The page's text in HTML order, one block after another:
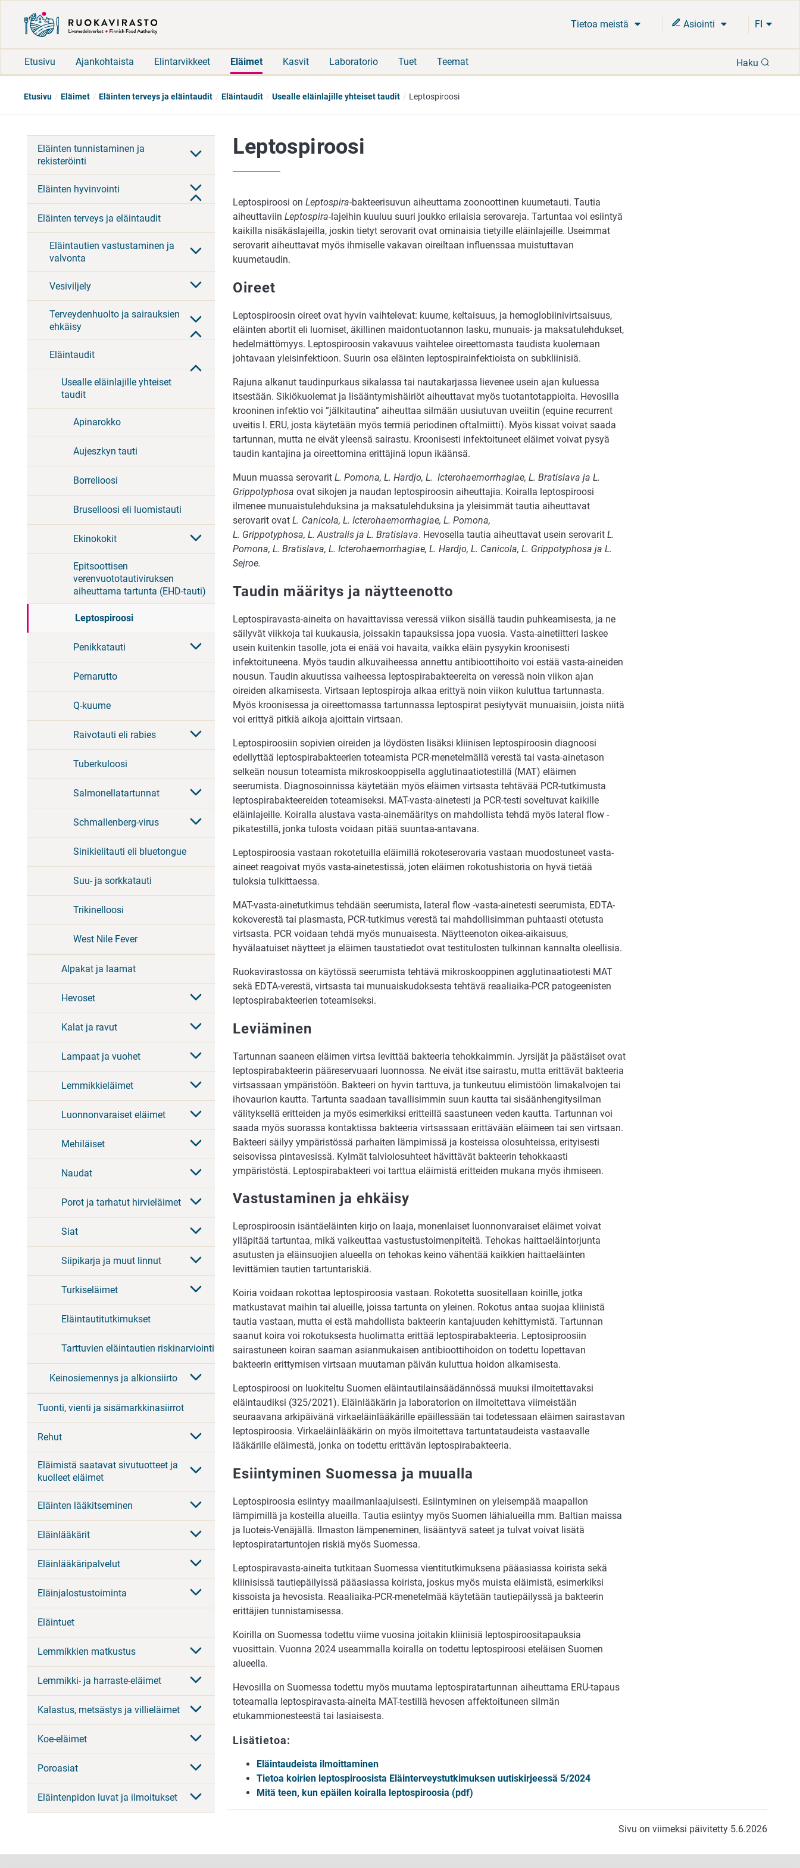
Tietoa meistä Asiointi FI
Etusivu Ajankohtaista Elintarvikkeet Eläimet Kasvit Laboratorio Tuet Teemat Haku
Etusivu Eläimet Eläinten terveys ja eläintaudit Eläintaudit Usealle eläinlajille yhteiset taudit Leptospiroosi
Eläinten tunnistaminen ja
rekisteröinti
Eläinten hyvinvointi
Eläinten terveys ja eläintaudit
Eläintautien vastustaminen ja
valvonta
Vesiviljely
Terveydenhuolto ja sairauksien
ehkäisy
Eläintaudit
Usealle eläinlajille yhteiset
taudit
Apinarokko
Aujeszkyn tauti
Borrelioosi
Bruselloosi eli luomistauti
Ekinokokit
Epitsoottisen
verenvuototautiviruksen
aiheuttama tartunta (EHD-tauti)
Leptospiroosi
Penikkatauti
Pernarutto
Q-kuume
Raivotauti eli rabies
Tuberkuloosi
Salmonellatartunnat
Schmallenberg-virus
Sinikielitauti eli bluetongue
Suu- ja sorkkatauti
Trikinelloosi
West Nile Fever
Alpakat ja laamat
Hevoset
Kalat ja ravut
Lampaat ja vuohet
Lemmikkieläimet
Luonnonvaraiset eläimet
Mehiläiset
Naudat
Porot ja tarhatut hirvieläimet
Siat
Siipikarja ja muut linnut
Turkiseläimet
Eläintautitutkimukset
Tarttuvien eläintautien riskinarviointi
Keinosiemennys ja alkionsiirto
Tuonti, vienti ja sisämarkkinasiirrot
Rehut
Eläimistä saatavat sivutuotteet ja
kuolleet eläimet
Eläinten lääkitseminen
Eläinlääkärit
Eläinlääkäripalvelut
Eläinjalostustoiminta
Eläintuet
Lemmikkien matkustus
Lemmikki- ja harraste-eläimet
Kalastus, metsästys ja villieläimet
Koe-eläimet
Poroasiat
Eläintenpidon luvat ja ilmoitukset
Leptospiroosi
Leptospiroosi on Leptospira-bakteerisuvun aiheuttama zoonoottinen kuumetauti. Tautia
aiheuttaviin Leptospira-lajeihin kuuluu suuri joukko erilaisia serovareja. Tartuntaa voi esiintyä
kaikilla nisäkäslajeilla, joskin tietyt serovarit ovat ominaisia tietyille eläinlajeille. Useimmat
serovarit aiheuttavat myös ihmiselle vakavan oireiltaan influenssaa muistuttavan
kuumetaudin.
Oireet
Leptospiroosin oireet ovat hyvin vaihtelevat: kuume, keltaisuus, ja hemoglobiinivirtsaisuus,
eläinten abortit eli luomiset, äkillinen maidontuotannon lasku, munuais- ja maksatulehdukset,
hedelmättömyys. Leptospiroosin vakavuus vaihtelee oireettomasta taudista kuolemaan
johtavaan yleisinfektioon. Suurin osa eläinten leptospirainfektioista on subkliinisiä.
Rajuna alkanut taudinpurkaus sikalassa tai nautakarjassa lievenee usein ajan kuluessa
itsestään. Sikiökuolemat ja lisääntymishäiriöt aiheuttavat myös tuotantotappioita. Hevosilla
krooninen infektio voi ”jälkitautina” aiheuttaa silmään uusiutuvan uveiitin (equine recurrent
uveitis l. ERU, josta käytetään myös termiä periodinen oftalmiitti). Myös kissat voivat saada
tartunnan, mutta ne eivät yleensä sairastu. Kroonisesti infektoituneet eläimet voivat pysyä
taudin kantajina ja oireettomina erittäjinä lopun ikäänsä.
Muun muassa serovarit L. Pomona, L. Hardjo, L. Icterohaemorrhagiae, L. Bratislava ja L.
Grippotyphosa ovat sikojen ja naudan leptospiroosin aiheuttajia. Koiralla leptospiroosi
ilmenee munuaistulehduksina ja maksatulehduksina ja yleisimmät tautia aiheuttavat
serovarit ovat L. Canicola, L. Icterohaemorrhagiae, L. Pomona,
L. Grippotyphosa, L. Australis ja L. Bratislava. Hevosella tautia aiheuttavat usein serovarit L.
Pomona, L. Bratislava, L. Icterohaemorrhagiae, L. Hardjo, L. Canicola, L. Grippotyphosa ja L.
Sejroe.
Taudin määritys ja näytteenotto
Leptospiravasta-aineita on havaittavissa veressä viikon sisällä taudin puhkeamisesta, ja ne
säilyvät viikkoja tai kuukausia, joissakin tapauksissa jopa vuosia. Vasta-ainetiitteri laskee
usein kuitenkin tasolle, jota ei enää voi havaita, vaikka eläin pysyykin kroonisesti
infektoituneena. Myös taudin alkuvaiheessa annettu antibioottihoito voi estää vasta-aineiden
nousun. Taudin akuutissa vaiheessa leptospirabakteereita on veressä noin viikon ajan
oireiden alkamisesta. Virtsaan leptospiroja alkaa erittyä noin viikon kuluttua tartunnasta.
Myös kroonisessa ja oireettomassa tartunnassa leptospirat pesiytyvät munuaisiin, joista niitä
voi erittyä pitkiä aikoja ajoittain virtsaan.
Leptospiroosiin sopivien oireiden ja löydösten lisäksi kliinisen leptospiroosin diagnoosi
edellyttää leptospirabakteerien toteamista PCR-menetelmällä verestä tai vasta-ainetason
selkeän nousun toteamista mikroskooppisella agglutinaatiotestillä (MAT) eläimen
seerumista. Diagnosoinnissa käytetään myös eläimen virtsasta tehtävää PCR-tutkimusta
leptospirabakteereiden toteamiseksi. MAT-vasta-ainetesti ja PCR-testi soveltuvat kaikille
eläinlajeille. Koiralla alustava vasta-ainemääritys on mahdollista tehdä myös lateral flow -
pikatestillä, jonka tulosta voidaan pitää suuntaa-antavana.
Leptospiroosia vastaan rokotetuilla eläimillä rokoteserovaria vastaan muodostuneet vasta-
aineet reagoivat myös vasta-ainetestissä, joten eläimen rokotushistoria on hyvä tietää
tuloksia tulkittaessa.
MAT-vasta-ainetutkimus tehdään seerumista, lateral flow -vasta-ainetesti seerumista, EDTA-
kokoverestä tai plasmasta, PCR-tutkimus verestä tai mahdollisimman puhtaasti otetusta
virtsasta. PCR voidaan tehdä myös munuaisesta. Näytteenoton oikea-aikaisuus,
hyvälaatuiset näytteet ja eläimen taustatiedot ovat testitulosten tulkinnan kannalta oleellisia.
Ruokavirastossa on käytössä seerumista tehtävä mikroskooppinen agglutinaatiotesti MAT
sekä EDTA-verestä, virtsasta tai munuaiskudoksesta tehtävä reaaliaika-PCR patogeenisten
leptospirabakteerien toteamiseksi.
Leviäminen
Tartunnan saaneen eläimen virtsa levittää bakteeria tehokkaimmin. Jyrsijät ja päästäiset ovat
leptospirabakteerin pääreservuaari luonnossa. Ne eivät itse sairastu, mutta erittävät bakteeria
virtsassaan ympäristöön. Bakteeri on hyvin tarttuva, ja tunkeutuu elimistöön limakalvojen tai
ihovaurion kautta. Tartunta saadaan tavallisimmin suun kautta tai sisäänhengitysilman
välityksellä eritteiden ja myös esimerkiksi eritteillä saastuneen veden kautta. Tartunnan voi
saada myös suorassa kontaktissa bakteeria virtsassaan erittävään eläimeen tai sen virtsaan.
Bakteeri säilyy ympäristössä parhaiten lämpimissä ja kosteissa olosuhteissa, erityisesti
seisovissa pintavesissä. Kylmät talviolosuhteet hävittävät bakteerin tehokkaasti
ympäristöstä. Leptospirabakteeri voi tarttua eläimistä eritteiden mukana myös ihmiseen.
Vastustaminen ja ehkäisy
Leprospiroosin isäntäeläinten kirjo on laaja, monenlaiset luonnonvaraiset eläimet voivat
ylläpitää tartuntaa, mikä vaikeuttaa vastustustoimenpiteitä. Tehokas haittaeläintorjunta
asutusten ja eläinsuojien alueella on tehokas keino vähentää kaikkien haittaeläinten
levittämien tautien tartuntariskiä.
Koiria voidaan rokottaa leptospiroosia vastaan. Rokotetta suositellaan koirille, jotka
matkustavat maihin tai alueille, joissa tartunta on yleinen. Rokotus antaa suojaa kliinistä
tautia vastaan, mutta ei estä mahdollista bakteerin kantajuuden kehittymistä. Tartunnan
saanut koira voi rokotuksesta huolimatta erittää leptospirabakteeria. Leptosiproosiin
sairastuneen koiran saaman asianmukaisen antibioottihoidon on todettu lopettavan
bakteerin erittymisen virtsaan muutaman päivän kuluttua hoidon alkamisesta.
Leptospiroosi on luokiteltu Suomen eläintautilainsäädännössä muuksi ilmoitettavaksi
eläintaudiksi (325/2021). Eläinlääkärin ja laboratorion on ilmoitettava viimeistään
seuraavana arkipäivänä virkaeläinlääkärille epäillessään tai todetessaan eläimen sairastavan
leptospiroosia. Virkaeläinlääkärin on myös ilmoitettava tartuntataudeista vastaavalle
lääkärille eläimestä, jonka on todettu erittävän leptospirabakteeria.
Esiintyminen Suomessa ja muualla
Leptospiroosia esiintyy maailmanlaajuisesti. Esiintyminen on yleisempää maapallon
lämpimillä ja kosteilla alueilla. Tautia esiintyy myös Suomen lähialueilla mm. Baltian maissa
ja luoteis-Venäjällä. Ilmaston lämpeneminen, lisääntyvä sateet ja tulvat voivat lisätä
leptospiratartuntojen riskiä myös Suomessa.
Leptospiravasta-aineita tutkitaan Suomessa vientitutkimuksena pääasiassa koirista sekä
kliinisissä tautiepäilyissä pääasiassa koirista, joskus myös muista eläimistä, esimerkiksi
kissoista ja hevosista. Reaaliaika-PCR-menetelmää käytetään tautiepäilyssä ja bakteerin
erittäjien tunnistamisessa.
Koirilla on Suomessa todettu viime vuosina joitakin kliinisiä leptospiroositapauksia
vuosittain. Vuonna 2024 useammalla koiralla on todettu leptospiroosi eteläisen Suomen
alueella.
Hevosilla on Suomessa todettu myös muutama leptospiratartunnan aiheuttama ERU-tapaus
toteamalla leptospiravasta-aineita MAT-testillä hevosen affektoituneen silmän
etukammionesteestä tai lasiaisesta.
Lisätietoa:
Eläintaudeista ilmoittaminen
Tietoa koirien leptospiroosista Eläinterveystutkimuksen uutiskirjeessä 5/2024
Mitä teen, kun epäilen koiralla leptospiroosia (pdf)
Sivu on viimeksi päivitetty 5.6.2026